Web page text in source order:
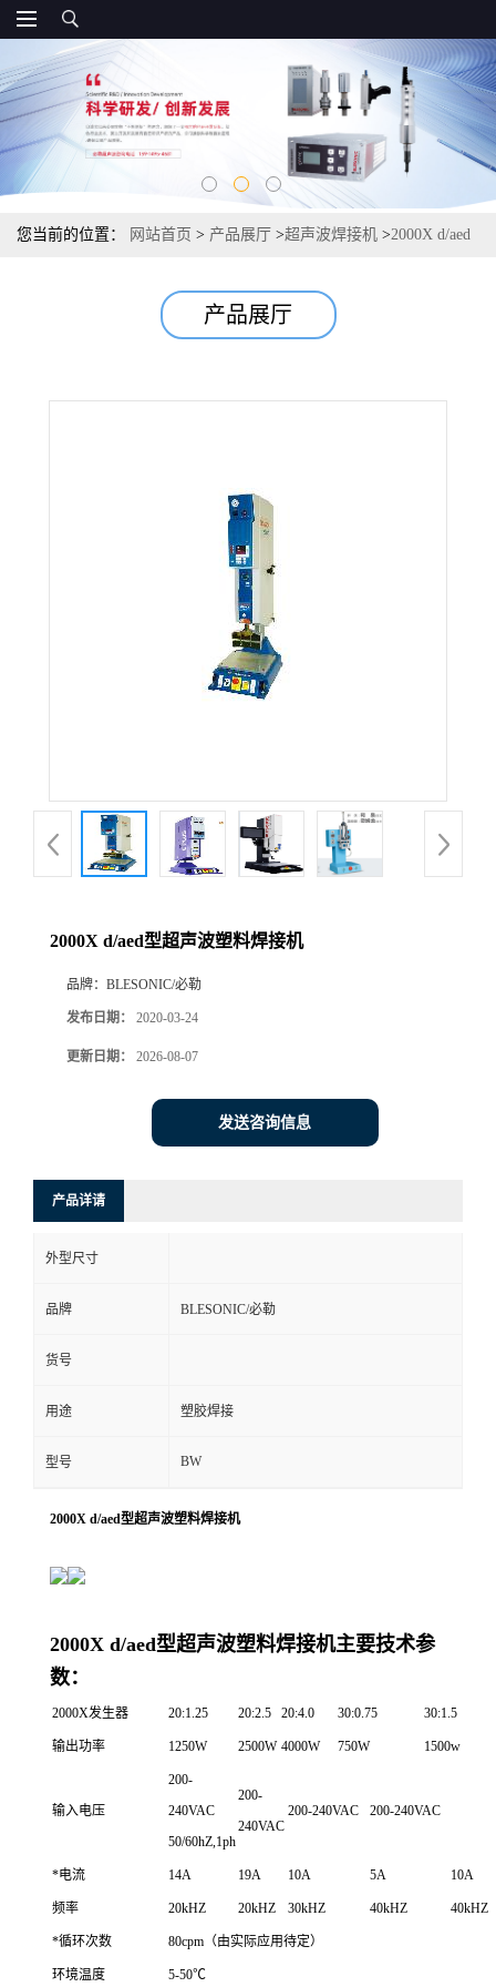
您当前的位置： 网站首页 > 产品展厅 >超声波焊接机 >2000X d/aed
产品展厅
2000X d/aed型超声波塑料焊接机
品牌： BLESONIC/必勒
发布日期： 2020-03-24
更新日期： 2026-08-07
发送咨询信息
产品详请
外型尺寸
品牌 BLESONIC/必勒
货号
用途 塑胶焊接
型号 BW
2000X d/aed型超声波塑料焊接机
2000X d/aed型超声波塑料焊接机主要技术参
数：
2000X发生器 20:1.25 20:2.5 20:4.0 30:0.75 30:1.5
输出功率 1250W 2500W 4000W 750W 1500w
输入电压
200-
240VAC
50/60hZ,1ph
200-
240VAC
200-240VAC 200-240VAC
*电流 14A 19A 10A 5A 10A
频率 20kHZ 20kHZ 30kHZ 40kHZ 40kHZ
*循环次数 80cpm（由实际应用待定）
环境温度 5-50℃